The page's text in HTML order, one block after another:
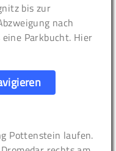
bis zur
nach
Parkbucht. Hier
Pottenstein laufen.